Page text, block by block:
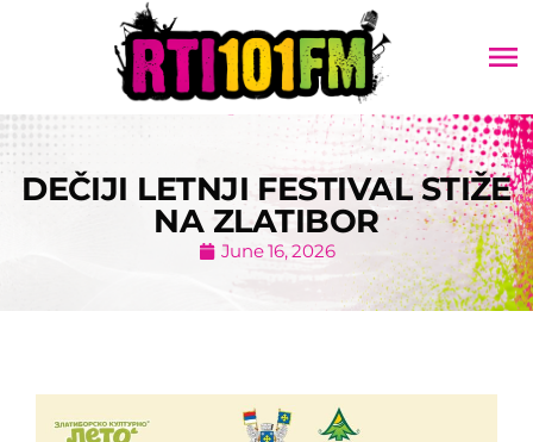
menu
DEČIJI LETNJI FESTIVAL STIŽE
NA ZLATIBOR
June 16, 2026